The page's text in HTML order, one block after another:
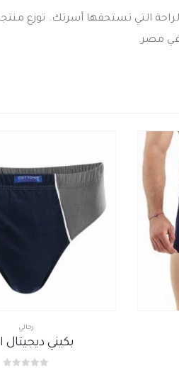
التي تستحقها أسرتك. توزع
في مصر.
رجالي
شراب طبي